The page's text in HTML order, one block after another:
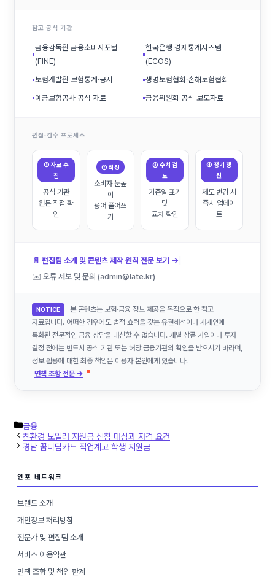
참고 공식 기관
▪
금융감독원 금융소비자포털
(FINE)
▪
한국은행 경제통계시스템
(ECOS)
▪보험개발원 보험통계·공시 ▪생명보험협회·손해보험협회
▪예금보험공사 공식 자료 ▪금융위원회 공식 보도자료
편집·검수 프로세스
① 자료 수
집
공식 기관
원문 직접 확
인
② 작성
소비자 눈높
이
용어 풀어쓰
기
③ 수치 검
토
기준일 표기
및
교차 확인
④ 정기 갱
신
제도 변경 시
즉시 업데이
트
📄 편집팀 소개 및 콘텐츠 제작 원칙 전문 보기 →
✉️ 오류 제보 및 문의 (admin@late.kr)
NOTICE
본 콘텐츠는 보험·금융 정보 제공을 목적으로 한 참고
자료입니다. 어떠한 경우에도 법적 효력을 갖는 유권해석이나 개개인에
특화된 전문적인 금융 상담을 대신할 수 없습니다. 개별 상품 가입이나 투자
결정 전에는 반드시 공식 기관 또는 해당 금융기관의 확인을 받으시기 바라며,
정보 활용에 대한 최종 책임은 이용자 본인에게 있습니다.
면책 조항 전문 →
카
테
고
리
금융
친환경 보일러 지원금 신청 대상과 자격 요건
경남 꿈디딤카드 직업계고 학생 지원금
인포 네트워크
브랜드 소개
개인정보 처리방침
전문가 및 편집팀 소개
서비스 이용약관
면책 조항 및 책임 한계